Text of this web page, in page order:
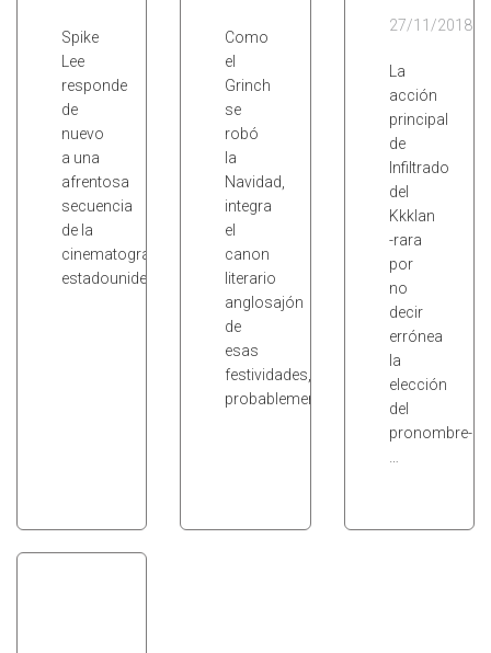
Spike
Lee
responde
de
nuevo
a una
afrentosa
secuencia
de la
cinematografía
estadounidense.
Como
el
Grinch
se
robó
la
Navidad,
integra
el
canon
literario
anglosajón
de
esas
festividades,
probablemente…
27/11/2018
La
acción
principal
de
Infiltrado
del
Kkklan
-rara
por
no
decir
errónea
la
elección
del
pronombre-